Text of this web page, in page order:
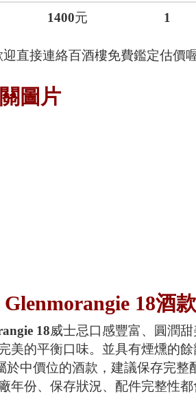
1400元 1
直接連絡百酒樓免費鑑定估價
圖片
18酒
18威士忌口感豐富、圓潤
美的平衡口味。並具有煙燻的
於中價位的酒款，建議保存完
年份、保存狀況、配件完整性